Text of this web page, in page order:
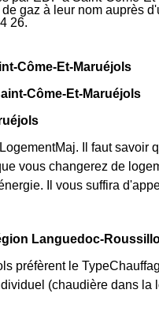
gaz à leur nom auprès
26.
Côme-Et-Maruéjols
Côme-Et-Maruéjols
Il faut savoir
vous changerez de
Il vous suffira
Languedoc-
préfèrent le
(chaudière dans